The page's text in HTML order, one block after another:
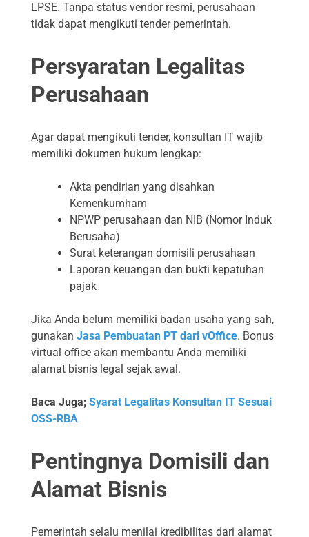
LPSE. Tanpa status vendor resmi, perusahaan
tidak dapat mengikuti tender pemerintah.
Persyaratan Legalitas
Perusahaan
Agar dapat mengikuti tender, konsultan IT wajib
memiliki dokumen hukum lengkap:
Akta pendirian yang disahkan
Kemenkumham
NPWP perusahaan dan NIB (Nomor Induk
Berusaha)
Surat keterangan domisili perusahaan
Laporan keuangan dan bukti kepatuhan
pajak
Jika Anda belum memiliki badan usaha yang sah,
gunakan Jasa Pembuatan PT dari vOffice. Bonus
virtual office akan membantu Anda memiliki
alamat bisnis legal sejak awal.
Baca Juga; Syarat Legalitas Konsultan IT Sesuai
OSS-RBA
Pentingnya Domisili dan
Alamat Bisnis
Pemerintah selalu menilai kredibilitas dari alamat